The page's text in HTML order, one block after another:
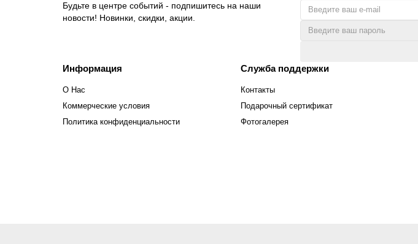
Будьте в центре событий - подпишитесь на наши
новости! Новинки, скидки, акции.
Информация
О Нас
Коммерческие условия
Политика конфиденциальности
Служба поддержки
Контакты
Подарочный сертификат
Фотогалерея